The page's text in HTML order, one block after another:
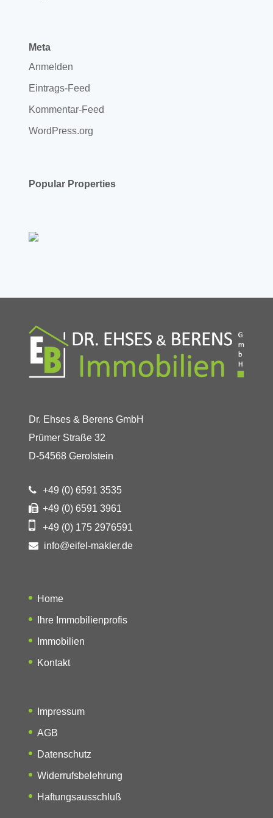
Meta
Anmelden
Eintrags-Feed
Kommentar-Feed
WordPress.org
Popular Properties
Dr. Ehses & Berens GmbH
Prümer Straße 32
D-54568 Gerolstein
+49 (0) 6591 3535
+49 (0) 6591 3961
+49 (0) 175 2976591
info@eifel-makler.de
Home
Ihre Immobilienprofis
Immobilien
Kontakt
Impressum
AGB
Datenschutz
Widerrufsbelehrung
Haftungsausschluß